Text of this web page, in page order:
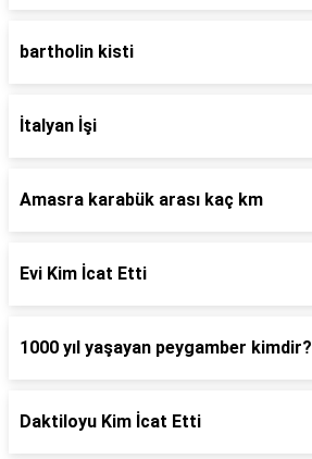
bartholin kisti
İtalyan İşi
Amasra karabük arası kaç km
Evi Kim İcat Etti
1000 yıl yaşayan peygamber kimdir?
Daktiloyu Kim İcat Etti